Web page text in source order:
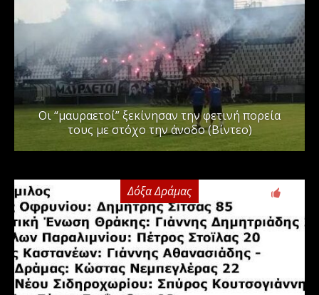
Οι “μαυραετοί” ξεκίνησαν την φετινή πορεία
τους με στόχο την άνοδο (Βίντεο)
Δόξα Δράμας